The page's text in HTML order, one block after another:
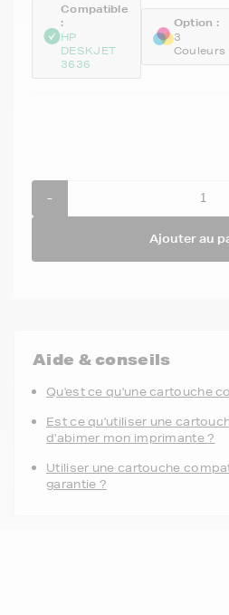
Compatible
:
HP
DESKJET
3636
Option :
3
Couleurs
-
Ajouter au
Aide & conseils
Qu'est ce qu'une cartouche
Est ce qu'utiliser une
d'abimer mon imprimante ?
Utiliser une cartouche
garantie ?